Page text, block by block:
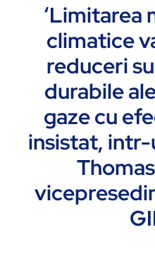
‘Limitarea
climatice
reduceri
durabile
gaze cu
insistat,